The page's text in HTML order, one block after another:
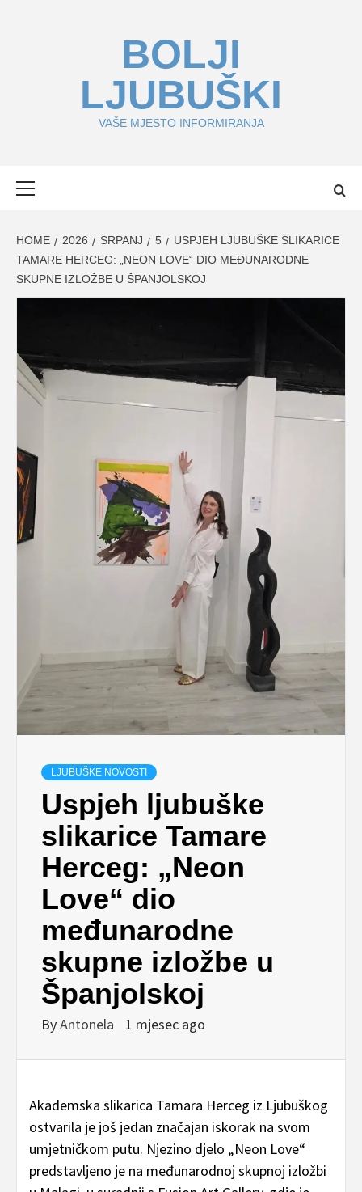
BOLJI
LJUBUŠKI
VAŠE MJESTO INFORMIRANJA
HOME 2026 SRPANJ 5
USPJEH LJUBUŠKE SLIKARICE
TAMARE HERCEG: „NEON LOVE“ DIO MEĐUNARODNE
SKUPNE IZLOŽBE U ŠPANJOLSKOJ
LJUBUŠKE NOVOSTI
Uspjeh ljubuške
slikarice Tamare
Herceg: „Neon
Love“ dio
međunarodne
skupne izložbe u
Španjolskoj
ByAntonela 1 mjesec ago
Akademska slikarica Tamara Herceg iz Ljubuškog
ostvarila je još jedan značajan iskorak na svom
umjetničkom putu. Njezino djelo „Neon Love“
predstavljeno je na međunarodnoj skupnoj izložbi